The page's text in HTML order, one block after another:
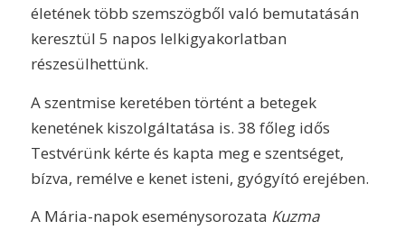
életének több szemszögből való bemutatásán
keresztül 5 napos lelkigyakorlatban
részesülhettünk.
A szentmise keretében történt a betegek
kenetének kiszolgáltatása is. 38 főleg idős
Testvérünk kérte és kapta meg e szentséget,
bízva, remélve e kenet isteni, gyógyító erejében.
A Mária-napok eseménysorozata Kuzma